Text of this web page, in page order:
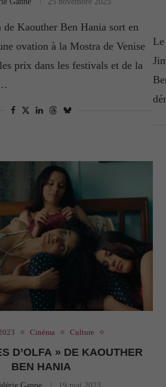
Kaouther Ben Hania sort en
ovation à la Mostra de Venise
prix dans les festivals et de la
Cinéma Culture
D’OLFA » DE KAOUTHER
BEN HANIA